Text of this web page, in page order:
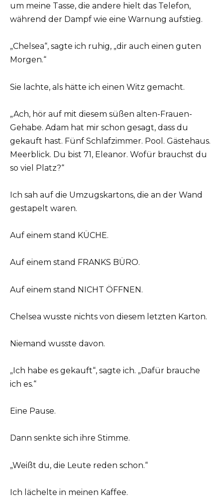
um meine Tasse, die andere hielt das Telefon,
während der Dampf wie eine Warnung aufstieg.
„Chelsea“, sagte ich ruhig, „dir auch einen guten
Morgen.“
Sie lachte, als hätte ich einen Witz gemacht.
„Ach, hör auf mit diesem süßen alten-Frauen-
Gehabe. Adam hat mir schon gesagt, dass du
gekauft hast. Fünf Schlafzimmer. Pool. Gästehaus.
Meerblick. Du bist 71, Eleanor. Wofür brauchst du
so viel Platz?“
Ich sah auf die Umzugskartons, die an der Wand
gestapelt waren.
Auf einem stand KÜCHE.
Auf einem stand FRANKS BÜRO.
Auf einem stand NICHT ÖFFNEN.
Chelsea wusste nichts von diesem letzten Karton.
Niemand wusste davon.
„Ich habe es gekauft“, sagte ich. „Dafür brauche
ich es.“
Eine Pause.
Dann senkte sich ihre Stimme.
„Weißt du, die Leute reden schon.“
Ich lächelte in meinen Kaffee.